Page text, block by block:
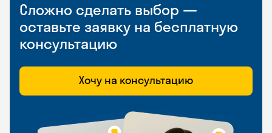
Сложно сделать выбор —
оставьте заявку на бесплатную
консультацию
Хочу на консультацию